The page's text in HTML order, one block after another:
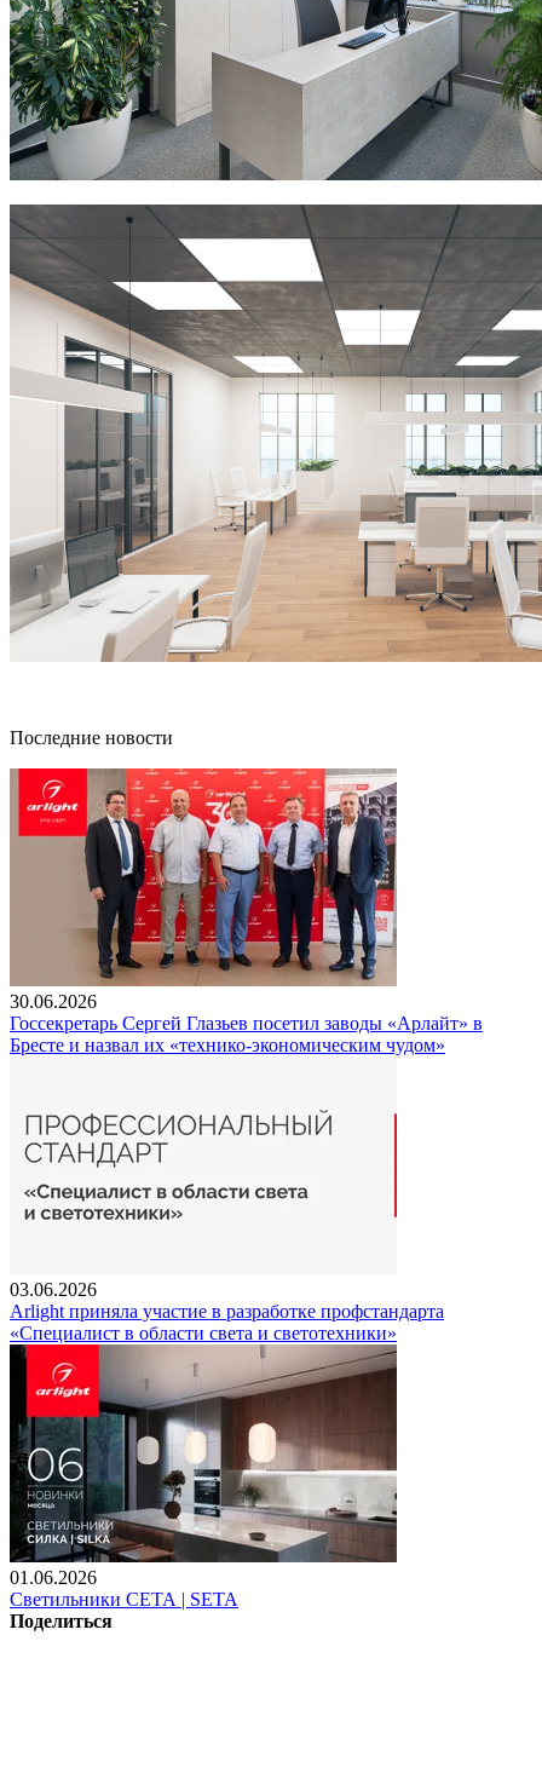
Последние новости
30.06.2026
Госсекретарь Сергей Глазьев посетил заводы «Арлайт» в
Бресте и назвал их «технико-экономическим чудом»
03.06.2026
Arlight приняла участие в разработке профстандарта
«Специалист в области света и светотехники»
01.06.2026
Светильники СЕТА | SETA
Поделиться